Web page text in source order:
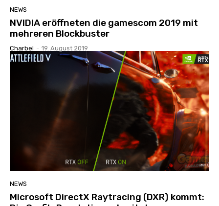
NEWS
NVIDIA eröffneten die gamescom 2019 mit
mehreren Blockbuster
Charbel - 19. August 2019
NEWS
Microsoft DirectX Raytracing (DXR) kommt: